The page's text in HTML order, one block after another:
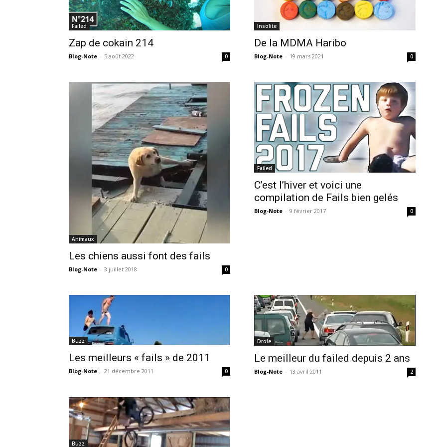
Failed
Zap de cokain 214
Blog-Note - 5 août 2022 0
Insolite
De la MDMA Haribo
Blog-Note - 19 mars 2021 0
Animaux
Les chiens aussi font des fails
Blog-Note - 3 juillet 2018 0
Failed
C’est l’hiver et voici une
compilation de Fails bien gelés
Blog-Note - 9 février 2017 0
Buzz
Les meilleurs « fails » de 2011
Blog-Note - 21 décembre 2011 0
Drole
Le meilleur du failed depuis 2 ans
Blog-Note - 13 avril 2011 2
Buzz